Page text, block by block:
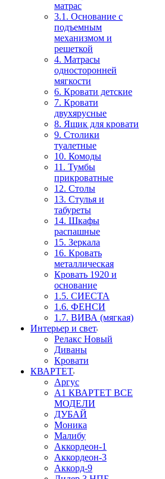
матрас
3.1. Основание с
подъемным
механизмом и
решеткой
4. Матрасы
односторонней
мягкости
6. Кровати детские
7. Кровати
двухярусные
8. Ящик для кровати
9. Столики
туалетные
10. Комоды
11. Тумбы
прикроватные
12. Столы
13. Стулья и
табуреты
14. Шкафы
распашные
15. Зеркала
16. Кровать
металлическая
Кровать 1920 и
основание
1.5. СИЕСТА
1.6. ФЕНСИ
1.7. ВИВА (мягкая)
Интерьер и свет
Релакс Новый
Диваны
Кровати
КВАРТЕТ
Аргус
А1 КВАРТЕТ ВСЕ
МОДЕЛИ
ДУБАЙ
Моника
Малибу
Аккордеон-1
Аккордеон-3
Аккорд-9